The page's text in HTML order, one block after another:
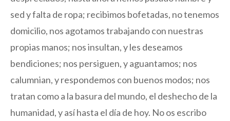
sed y falta de ropa; recibimos bofetadas, no tenemos
domicilio, nos agotamos trabajando con nuestras
propias manos; nos insultan, y les deseamos
bendiciones; nos persiguen, y aguantamos; nos
calumnian, y respondemos con buenos modos; nos
tratan como a la basura del mundo, el deshecho de la
humanidad, y así hasta el día de hoy. No os escribo